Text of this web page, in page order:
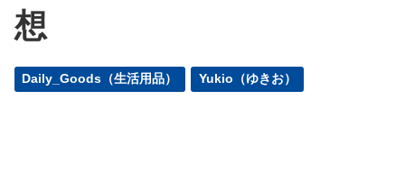
想
Daily_Goods（生活用品） Yukio（ゆきお）